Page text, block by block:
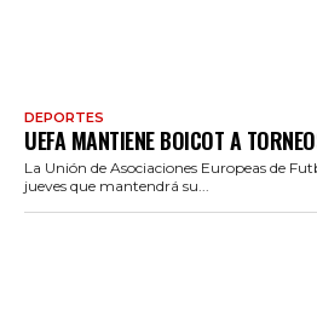
DEPORTES
UEFA MANTIENE BOICOT A
La Unión de Asociaciones Europeas de
jueves que mantendrá su...